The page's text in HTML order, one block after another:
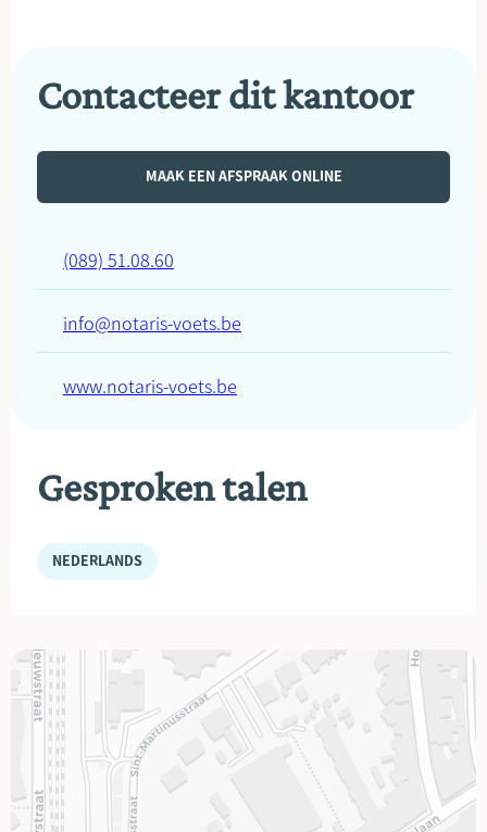
Contacteer dit kantoor
MAAK EEN AFSPRAAK ONLINE
(089) 51.08.60
info@notaris-voets.be
www.notaris-voets.be
Gesproken talen
NEDERLANDS